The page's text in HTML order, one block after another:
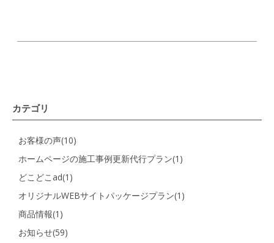
カテゴリ
お客様の声(10)
ホームページの施工事例更新代行プラン(1)
どこどこad(1)
オリジナルWEBサイトパッケージプラン(1)
商品情報(1)
お知らせ(59)